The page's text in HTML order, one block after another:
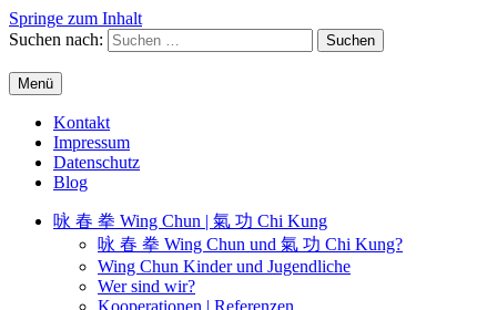
Springe zum Inhalt
Suchen nach:
WuJi – Zentrum
WuJi Konzept
Menü
Kontakt
Impressum
Datenschutz
Blog
咏 春 拳 Wing Chun | 氣 功 Chi Kung
咏 春 拳 Wing Chun und 氣 功 Chi Kung?
Wing Chun Kinder und Jugendliche
Wer sind wir?
Kooperationen | Referenzen